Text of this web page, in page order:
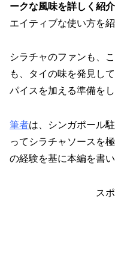
ークな風味を詳しく紹介
エイティブな使い方を紹
シラチャのファンも、
も、タイの味を発見し
パイスを加える準備をし
筆者は、シンガポール
ってシラチャソースを
の経験を基に本編を書い
ス